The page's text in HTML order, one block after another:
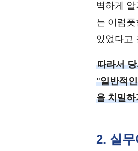
벽하게
는 어렴
있었다고
따라서
"일반적
을 치밀
2. 실